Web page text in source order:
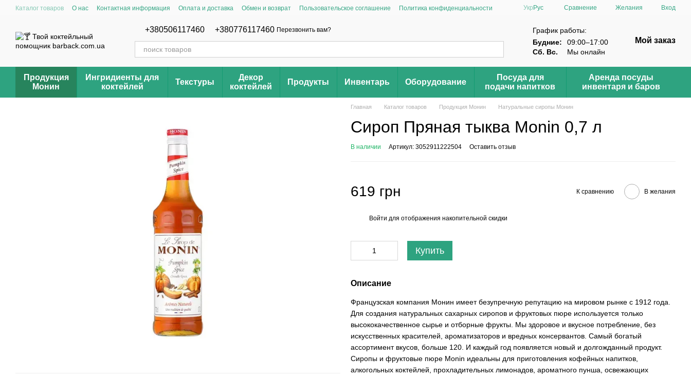
Перейти к основному контенту
Каталог товаров О нас Контактная информация Оплата и доставка Обмен и возврат Пользовательское соглашение
Политика конфиденциальности
Укр Рус Сравнение Желания Вход
+380506117460 +380776117460 Перезвонить вам?
График работы:
Будние:
09:00–17:00
Сб. Вс.
Мы онлайн
Мой заказ
Продукция
Монин
Ингридиенты для
коктейлей
Текстуры
Декор
коктейлей
Продукты Инвентарь Оборудование
Посуда для
подачи напитков
Аренда посуды
инвентаря и баров
Главная Каталог товаров Продукция Монин Натуральные сиропы Монин
Сироп Пряная тыква Monin 0,7 л
В наличии Артикул: 3052911222504 Оставить отзыв
619 грн К сравнению В желания
Войти для отображения накопительной скидки
Купить
Описание
Французская компания Монин имеет безупречную репутацию на мировом рынке с 1912 года.
Для создания натуральных сахарных сиропов и фруктовых пюре используется только
высококачественное сырье и отборные фрукты. Мы здоровое и вкусное потребление, без
искусственных красителей, ароматизаторов и вредных консервантов. Самый богатый
ассортимент вкусов, больше 120. И каждый год появляется новый и долгожданный продукт.
Сиропы и фруктовые пюре Monin идеальны для приготовления кофейных напитков,
алкогольных коктейлей, прохладительных лимонадов, ароматного пунша, освежающих